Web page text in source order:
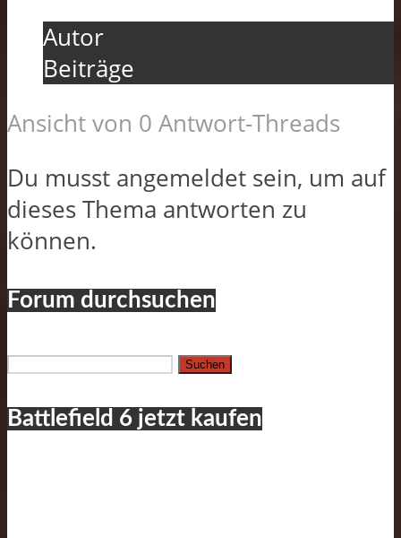
Autor
Beiträge
Ansicht von 0 Antwort-Threads
Du musst angemeldet sein, um auf
dieses Thema antworten zu
können.
Forum durchsuchen
Suchen
Battlefield 6 jetzt kaufen